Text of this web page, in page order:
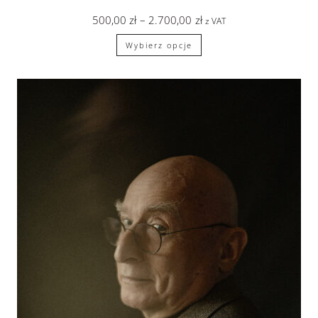
500,00 zł – 2.700,00 zł z VAT
Wybierz opcje